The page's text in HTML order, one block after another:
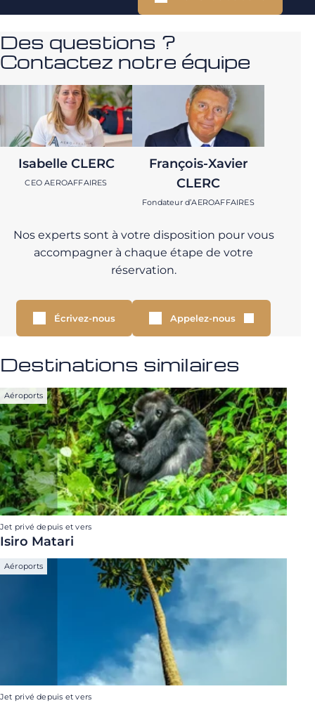
Des questions ?
Contactez notre équipe
Isabelle CLERC
CEO AEROAFFAIRES
François-Xavier
CLERC
Fondateur d’AEROAFFAIRES
Nos experts sont à votre disposition pour vous
accompagner à chaque étape de votre
réservation.
Écrivez-nous Appelez-nous
Destinations similaires
Aéroports
Jet privé depuis et vers
Isiro Matari
Aéroports
Jet privé depuis et vers